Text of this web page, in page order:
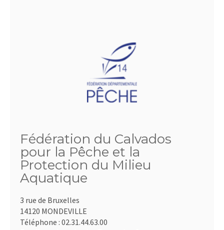
Fédération du Calvados
pour la Pêche et la
Protection du Milieu
Aquatique
3 rue de Bruxelles
14120 MONDEVILLE
Téléphone : 02.31.44.63.00